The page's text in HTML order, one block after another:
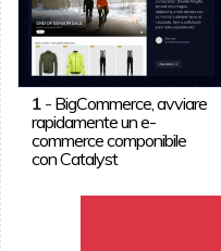
1- BigCommerce, avviare
rapidamente un e-
commerce componibile
con Catalyst